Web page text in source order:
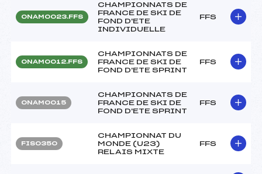
ONAM0023.FFS
CHAMPIONNATS DE
FRANCE DE SKI DE
FOND D'ETE
INDIVIDUELLE
FFS
ONAM0012.FFS
CHAMPIONNATS DE
FRANCE DE SKI DE
FOND D'ETE SPRINT
FFS
ONAM0015
CHAMPIONNATS DE
FRANCE DE SKI DE
FOND D'ETE SPRINT
FFS
FIS0350
CHAMPIONNAT DU
MONDE (U23)
RELAIS MIXTE
FFS